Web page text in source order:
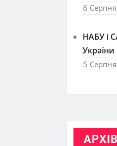
6
НАБУ і
5